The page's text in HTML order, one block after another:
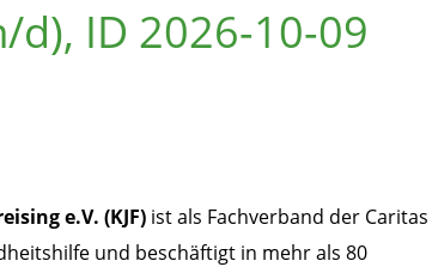
ID 2026-10-09
e.V. (KJF) ist als Fachverband der Caritas
und beschäftigt in mehr als 80